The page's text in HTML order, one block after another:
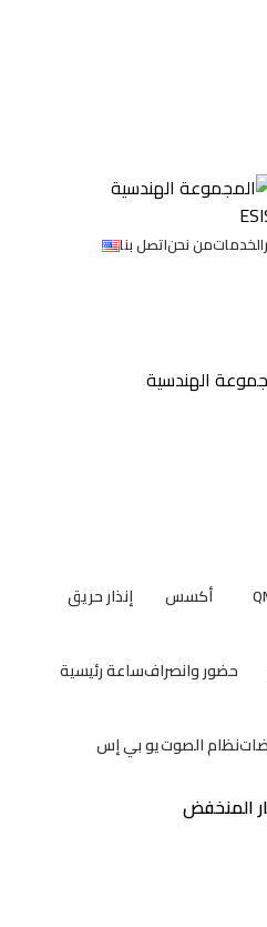
الخدماتمن نحناتصل بنا
أكسس
إنذار حريق
حضور وانصرافساعة رئيسية
نظام الصوتيو بي إس
المنخفض